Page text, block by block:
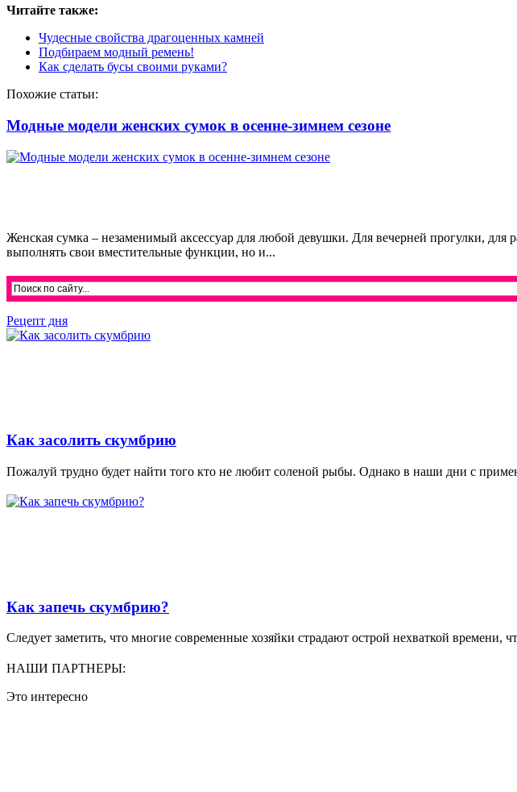
Читайте также:
Чудесные свойства драгоценных камней
Подбираем модный ремень!
Как сделать бусы своими руками?
Похожие статьи:
Модные модели женских сумок в осенне-зимнем сезоне
Женская сумка – незаменимый аксессуар для любой девушки. Для вечерней прогулки,
выполнять свои вместительные функции, но и...
Рецепт дня
Как засолить скумбрию
Пожалуй трудно будет найти того кто не любит соленой рыбы. Однако в наши дни с
Как запечь скумбрию?
Следует заметить, что многие современные хозяйки страдают острой нехваткой времени,
НАШИ ПАРТНЕРЫ:
Это интересно